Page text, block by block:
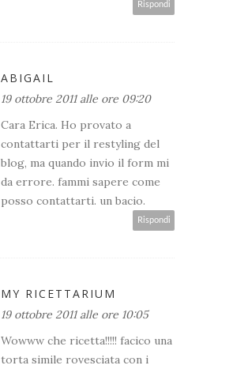
Rispondi
ABIGAIL
19 ottobre 2011 alle ore 09:20
Cara Erica. Ho provato a
contattarti per il restyling del
blog, ma quando invio il form mi
da errore. fammi sapere come
posso contattarti. un bacio.
Rispondi
MY RICETTARIUM
19 ottobre 2011 alle ore 10:05
Wowww che ricetta!!!!! facico una
torta simile rovesciata con i